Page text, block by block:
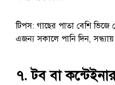
টিপস: গাছের পাতা বেশি ভিজে
এজন্য সকালে পানি দিন,
৭. টব বা